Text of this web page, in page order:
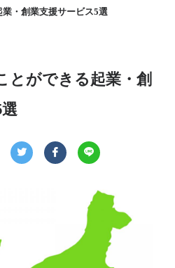
・創業支援サービス5選
とができる起業・創